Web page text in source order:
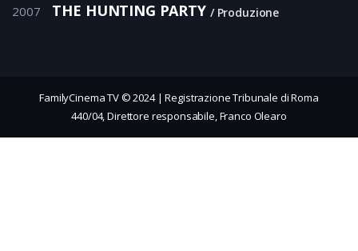
2007 THE HUNTING PARTY Produzione
FamilyCinema TV © 2024 | Registrazione Tribunale di Roma
440/04, Direttore responsabile, Franco Olearo